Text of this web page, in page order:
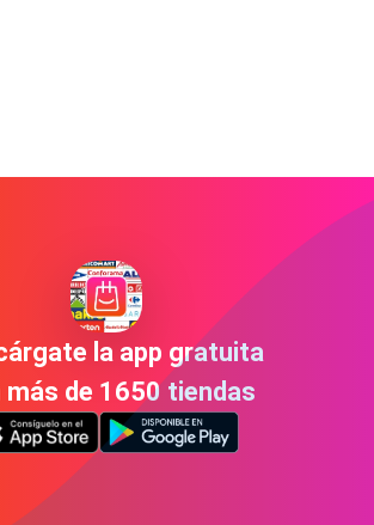
la app gratuita
más de 1650 tiendas